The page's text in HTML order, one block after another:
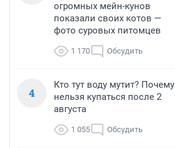
огромных мейн-кунов
показали своих котов —
фото суровых питомцев
1 170 Обсудить
4
Кто тут воду мутит? Почему
нельзя купаться после 2
августа
1 055 Обсудить